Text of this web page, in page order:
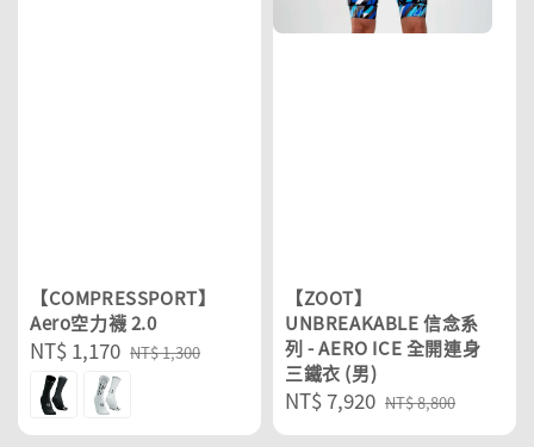
【COMPRESSPORT】
Aero空力襪 2.0
Sale
price
NT$ 1,170 Regular
NT$ 1,300
【ZOOT】
UNBREAKABLE 信念系
列 - AERO ICE 全開連身
三鐵衣 (男)
Sale
price
NT$ 7,920 Regular
price
NT$ 8,800